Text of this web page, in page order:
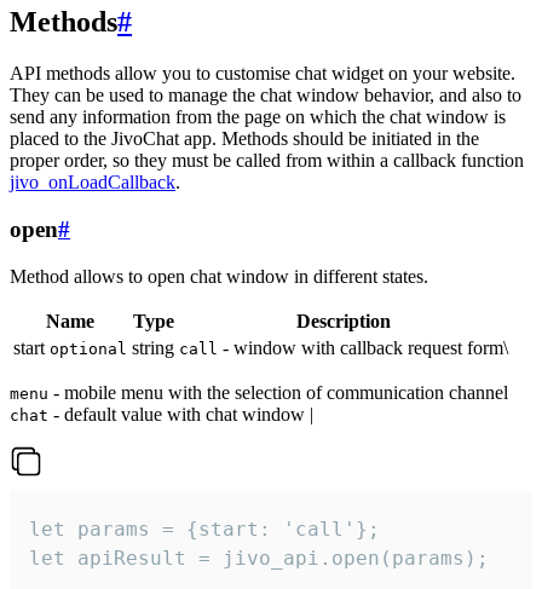
Methods#
API methods allow you to customise chat widget on your website.
They can be used to manage the chat window behavior, and also to
send any information from the page on which the chat window is
placed to the JivoChat app. Methods should be initiated in the
proper order, so they must be called from within a callback function
jivo_onLoadCallback.
open#
Method allows to open chat window in different states.
Name Type
Description
start optional string call - window with callback request form\
menu - mobile menu with the selection of communication channel
chat - default value with chat window |
let params = {start: 'call'};
let apiResult = jivo_api.open(params);